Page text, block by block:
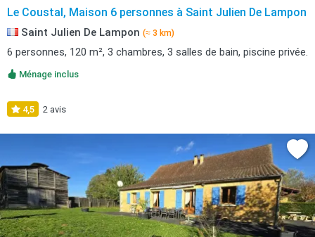
Le Coustal, Maison 6 personnes à Saint Julien De Lampon
Saint Julien De Lampon (≈ 3 km)
6 personnes, 120 m², 3 chambres, 3 salles de bain, piscine privée.
Ménage inclus
4,5 2 avis